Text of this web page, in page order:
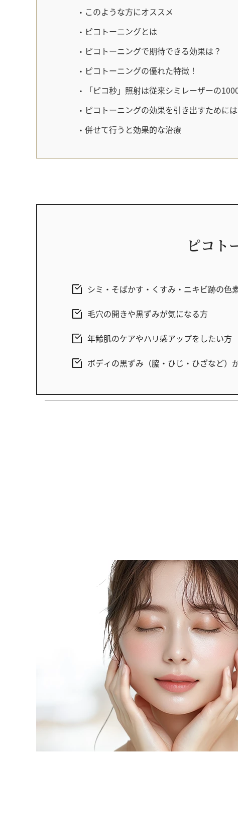
このような方にオススメ
ピコトーニングとは
ピコトーニングで期待できる効果は？
ピコトーニングの優れた特徴！
「ピコ秒」照射は従来シミレーザーの
ピコトーニングの効果を引き出すためには
併せて行うと効果的な治療
ピコト
シミ・そばかす・くすみ・ニキビ跡の色
毛穴の開きや黒ずみが気になる方
年齢肌のケアやハリ感アップをしたい方
ボディの黒ずみ（脇・ひじ・ひざなど）